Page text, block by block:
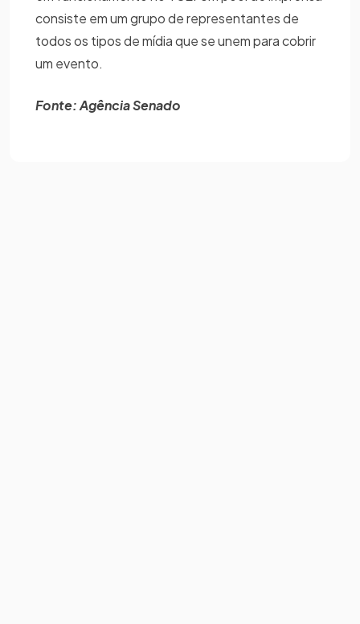
consiste em um grupo de representantes de
todos os tipos de mídia que se unem para cobrir
um evento.
Fonte: Agência Senado